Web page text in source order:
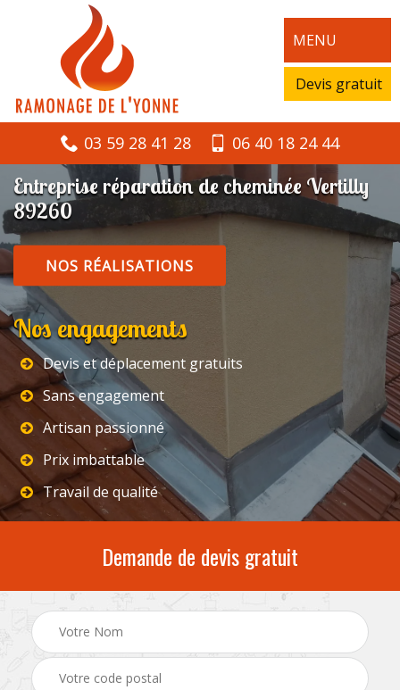
MENU
Devis gratuit
03 59 28 41 28 06 40 18 24 44
Entreprise réparation de cheminée Vertilly
89260
NOS RÉALISATIONS
Nos engagements
Devis et déplacement gratuits
Sans engagement
Artisan passionné
Prix imbattable
Travail de qualité
Demande de devis gratuit